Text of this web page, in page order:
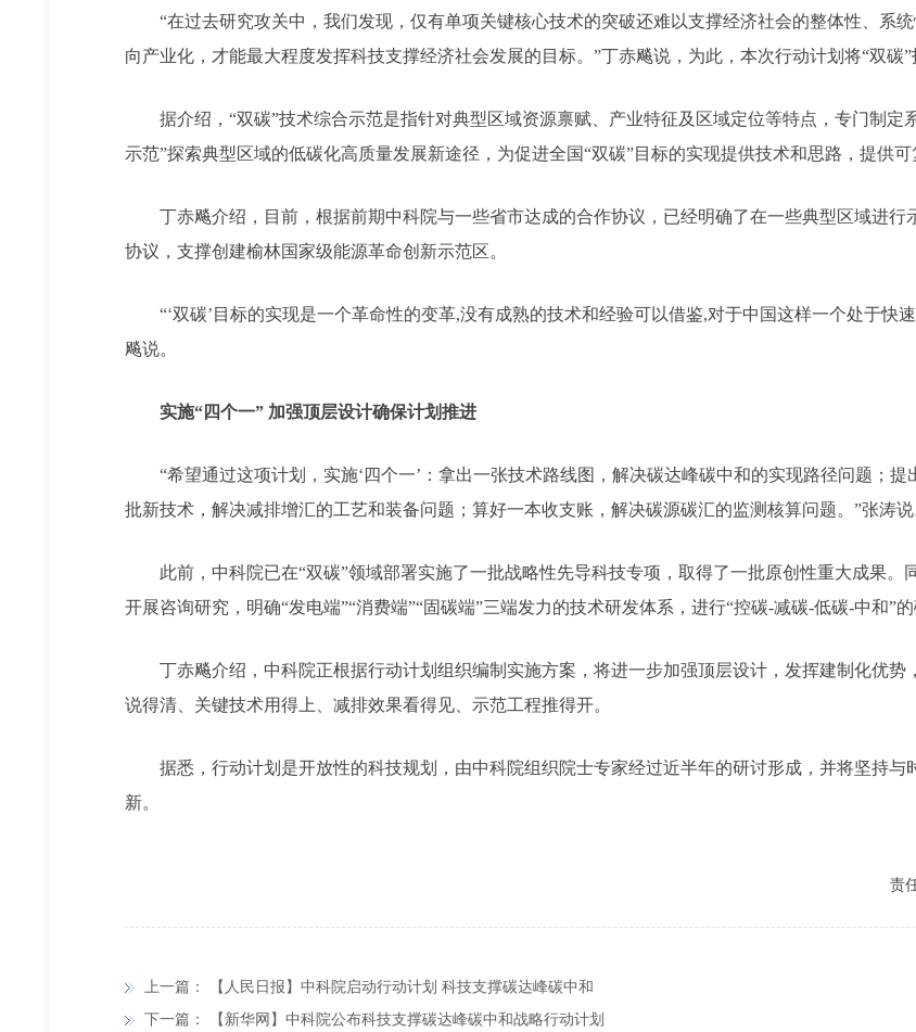
“在过去研究攻关中，我们发现，仅有单项关键核心技术的突破还难以支撑经济社会的整体性、系
向产业化，才能最大程度发挥科技支撑经济社会发展的目标。”丁赤飚说，为此，本次行动计划将“双碳
据介绍，“双碳”技术综合示范是指针对典型区域资源禀赋、产业特征及区域定位等特点，专门制定
示范”探索典型区域的低碳化高质量发展新途径，为促进全国“双碳”目标的实现提供技术和思路，提供可
丁赤飚介绍，目前，根据前期中科院与一些省市达成的合作协议，已经明确了在一些典型区域进行
协议，支撑创建榆林国家级能源革命创新示范区。
“‘双碳’目标的实现是一个革命性的变革,没有成熟的技术和经验可以借鉴,对于中国这样一个处于快
飚说。
实施“四个一” 加强顶层设计确保计划推进
“希望通过这项计划，实施‘四个一’：拿出一张技术路线图，解决碳达峰碳中和的实现路径问题；提
批新技术，解决减排增汇的工艺和装备问题；算好一本收支账，解决碳源碳汇的监测核算问题。”张涛说
此前，中科院已在“双碳”领域部署实施了一批战略性先导科技专项，取得了一批原创性重大成果。
开展咨询研究，明确“发电端”“消费端”“固碳端”三端发力的技术研发体系，进行“控碳-减碳-低碳-中和”
丁赤飚介绍，中科院正根据行动计划组织编制实施方案，将进一步加强顶层设计，发挥建制化优势
说得清、关键技术用得上、减排效果看得见、示范工程推得开。
据悉，行动计划是开放性的科技规划，由中科院组织院士专家经过近半年的研讨形成，并将坚持与
新。
责
上一篇：
【人民日报】中科院启动行动计划 科技支撑碳达峰碳中和
下一篇：
【新华网】中科院公布科技支撑碳达峰碳中和战略行动计划